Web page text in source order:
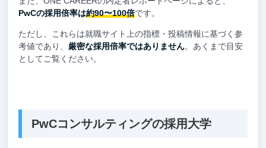
PwCの採用倍率は約90〜100倍です。
ただし、これらは就職サイト上の指標・投稿情報に基づく参
考値であり、 厳密な採用倍率ではありません。あくまで目安
としてご覧ください。
PwCコンサルティングの採用大学